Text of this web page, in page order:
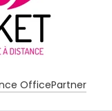
OfficePartner